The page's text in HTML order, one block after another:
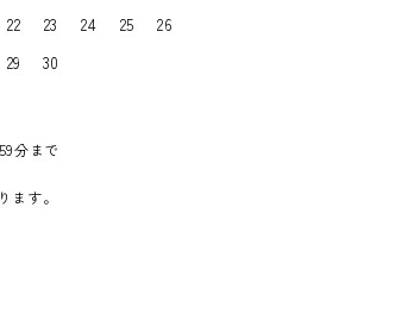
22 23 24 25
26
29 30
分まで
す。